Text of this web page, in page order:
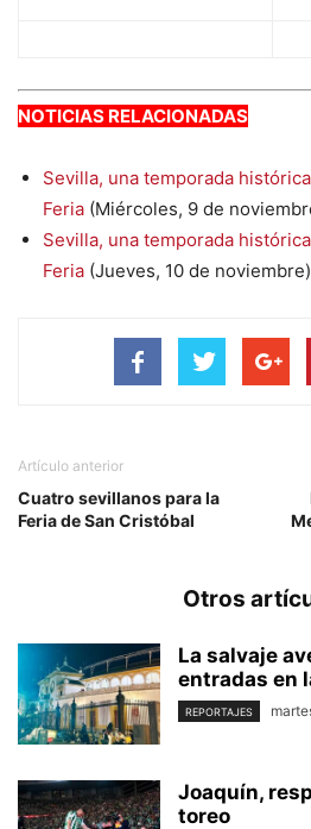
NOTICIAS RELACIONADAS
Sevilla, una temporada
Feria (Miércoles, 9 de
Sevilla, una temporada
Feria (Jueves, 10 de noviembre)
Artículo anterior
Cuatro sevillanos para la
Feria de San Cristóbal
Otros
La salvaje
entradas en
REPORTAJES
Joaquín,
toreo